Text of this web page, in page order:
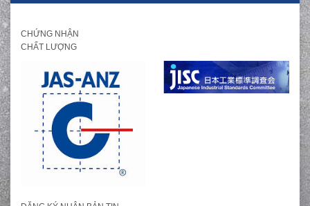
CHỨNG NHẬN
CHẤT LƯỢNG